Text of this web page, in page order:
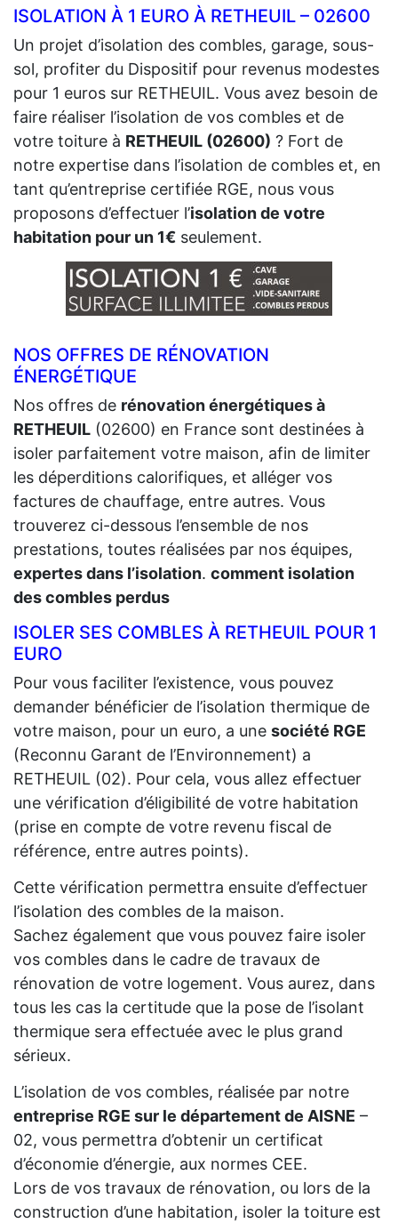
ISOLATION À 1 EURO À RETHEUIL – 02600
Un projet d’isolation des combles, garage, sous-
sol, profiter du Dispositif pour revenus modestes
pour 1 euros sur RETHEUIL. Vous avez besoin de
faire réaliser l’isolation de vos combles et de
votre toiture à RETHEUIL (02600) ? Fort de
notre expertise dans l’isolation de combles et, en
tant qu’entreprise certifiée RGE, nous vous
proposons d’effectuer l’isolation de votre
habitation pour un 1€ seulement.
NOS OFFRES DE RÉNOVATION
ÉNERGÉTIQUE
Nos offres de rénovation énergétiques à
RETHEUIL (02600) en France sont destinées à
isoler parfaitement votre maison, afin de limiter
les déperditions calorifiques, et alléger vos
factures de chauffage, entre autres. Vous
trouverez ci-dessous l’ensemble de nos
prestations, toutes réalisées par nos équipes,
expertes dans l’isolation. comment isolation
des combles perdus
ISOLER SES COMBLES À RETHEUIL POUR 1
EURO
Pour vous faciliter l’existence, vous pouvez
demander bénéficier de l’isolation thermique de
votre maison, pour un euro, a une société RGE
(Reconnu Garant de l’Environnement) a
RETHEUIL (02). Pour cela, vous allez effectuer
une vérification d’éligibilité de votre habitation
(prise en compte de votre revenu fiscal de
référence, entre autres points).
Cette vérification permettra ensuite d’effectuer
l’isolation des combles de la maison.
Sachez également que vous pouvez faire isoler
vos combles dans le cadre de travaux de
rénovation de votre logement. Vous aurez, dans
tous les cas la certitude que la pose de l’isolant
thermique sera effectuée avec le plus grand
sérieux.
L’isolation de vos combles, réalisée par notre
entreprise RGE sur le département de AISNE –
02, vous permettra d’obtenir un certificat
d’économie d’énergie, aux normes CEE.
Lors de vos travaux de rénovation, ou lors de la
construction d’une habitation, isoler la toiture est